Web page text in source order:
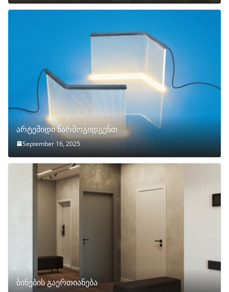
არტემიდი წარმოგიდგენთ
September 16, 2025
ბინების გაერთიანება